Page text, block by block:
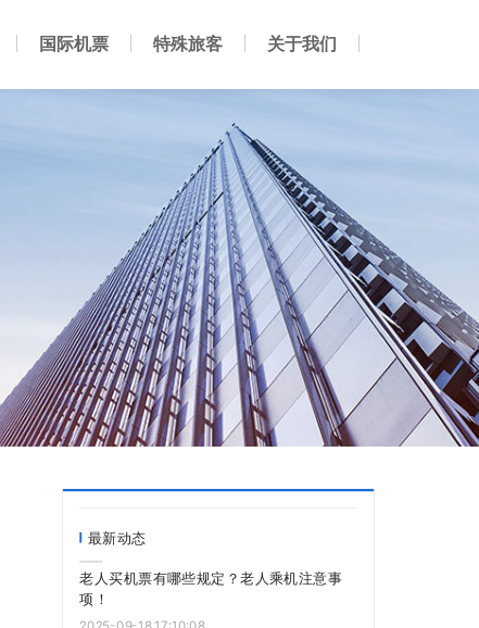
国际机票 特殊旅客 关于我们
最新动态
老人买机票有哪些规定？老人乘机注意事
项！